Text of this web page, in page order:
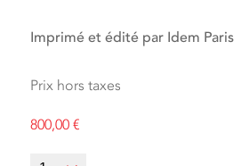
Imprimé et édité par Idem Paris
Prix hors taxes
800,00€